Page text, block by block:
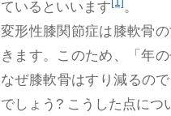
ているといいます
。
変形性膝関節症は膝軟骨
きます。このため、「年
なぜ膝軟骨はすり減るの
でしょう? こうした点につ